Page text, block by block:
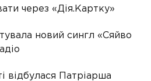
через «Дія.Картку»
новий сингл «Сяйво
відбулася Патріарша